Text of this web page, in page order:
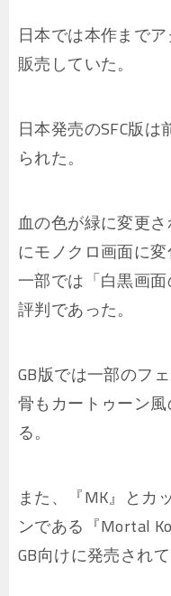
日本では本作まで
販売していた。
日本発売のSFC版
られた。
血の色が緑に変更
にモノクロ画面に
一部では「白黒画
評判であった。
GB版では一部のフ
骨もカートゥーン
る。
また、『MK』とカ
ンである『Mortal
GB向けに発売されて